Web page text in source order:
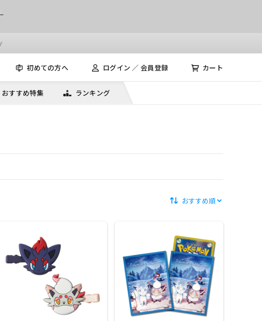
初めての方へ ログイン ／ 会員登録 カート
おすすめ特集 ランキング